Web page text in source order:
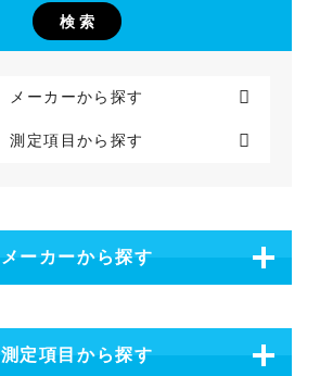
メーカーから探す
測定項目から探す
メーカーから探す
測定項目から探す